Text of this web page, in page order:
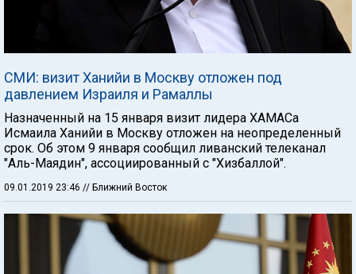
СМИ: визит Ханийи в Москву отложен под
давлением Израиля и Рамаллы
Назначенный на 15 января визит лидера ХАМАСа
Исмаила Ханийи в Москву отложен на неопределенный
срок. Об этом 9 января сообщил ливанский телеканал
"Аль-Маядин", ассоциированный с "Хизбаллой".
09.01.2019 23:46 // Ближний Восток